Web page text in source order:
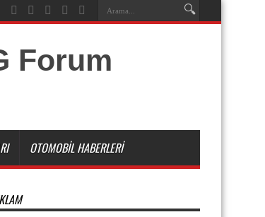
OTOMOBIL HABERLERI